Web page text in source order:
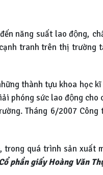
năng suất lao động,
tranh trên thị trường
thành tựu khoa học
phóng sức lao động cho
Tháng 6/2007
quá trình sản xuất
phần giấy Hoàng Văn